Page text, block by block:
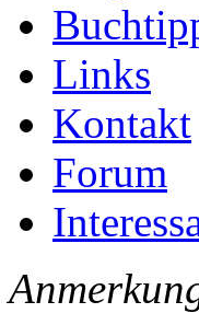
Links
Kontakt
Forum